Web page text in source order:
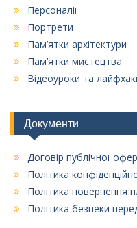
Персоналії
Портрети
Пам’ятки архітектури
Пам’ятки мистецтва
Відеоуроки та
Документи
Договір публічної
Політика
Політика повернення
Політика безпеки